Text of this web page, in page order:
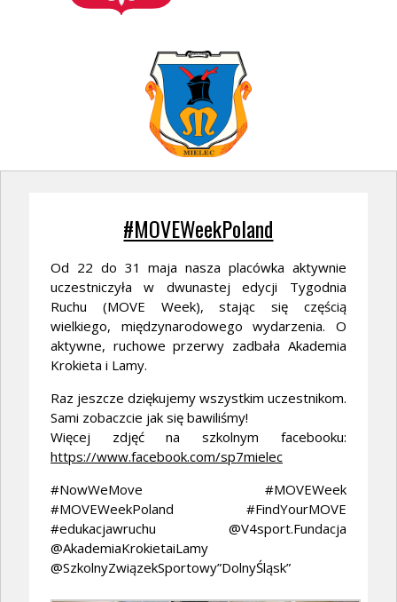
#MOVEWeekPoland
Od 22 do 31 maja nasza placówka aktywnie
uczestniczyła w dwunastej edycji Tygodnia
Ruchu (MOVE Week), stając się częścią
wielkiego, międzynarodowego wydarzenia. O
aktywne, ruchowe przerwy zadbała Akademia
Krokieta i Lamy.
Raz jeszcze dziękujemy wszystkim uczestnikom.
Sami zobaczcie jak się bawiliśmy!
Więcej zdjęć na szkolnym facebooku:
https://www.facebook.com/sp7mielec
#NowWeMove #MOVEWeek
#MOVEWeekPoland #FindYourMOVE
#edukacjawruchu @V4sport.Fundacja
@AkademiaKrokietaiLamy
@SzkolnyZwiązekSportowy”DolnyŚląsk”